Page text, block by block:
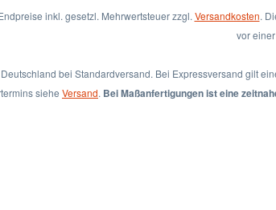
inkl. gesetzl. Mehrwertsteuer zzgl. Versandkosten.
vor
bei Standardversand. Bei Expressversand gilt
siehe Versand. Bei Maßanfertigungen ist eine